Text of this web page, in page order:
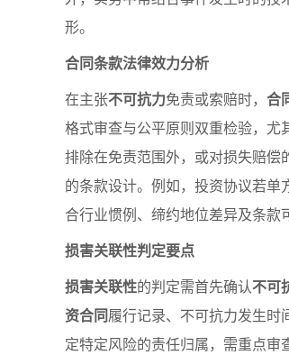
形。
合同条款法律效力分析
在主张不可抗力免责或索赔时， 合
格式审查与公平原则双重检验，尤
排除在免责范围外，或对损失赔
的条款设计。例如，投资协议若
合行业惯例、缔约地位差异及条款
损害关联性判定要点
损害关联性的判定需首先确认不可
资合同履行记录、不可抗力发生时
定特定风险的责任归属，需重点审